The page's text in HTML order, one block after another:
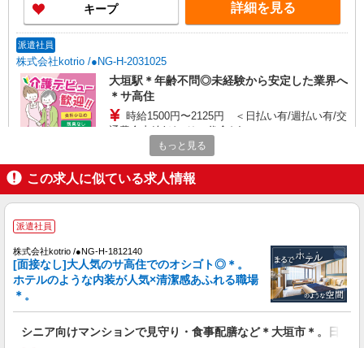
キープ 詳細を見る
派遣社員
株式会社kotrio /●NG-H-2031025
大垣駅＊年齢不問◎未経験から安定した業界へ
＊サ高住
時給1500円〜2125円 ＜日払い有/週払い有/交
通費全支給(ガソリン代含む)＞
キープ
派遣社員
大垣駅★未経験OKの人間関係に悩まない職場
へ★サ高住スタッフ
時給1500円〜2125円 ＜日払い有/週払い有/交
通費全支給(ガソリン代含む)＞
大垣市
もっと見る
この求人に似ている求人情報
派遣社員
株式会社kotrio /●NG-H-1812140
[面接なし]大人気のサ高住でのオシゴト◎＊。
ホテルのような内装が人気×清潔感あふれる職場
＊。
シニア向けマンションで見守り・食事配膳など＊大垣市＊。日払可